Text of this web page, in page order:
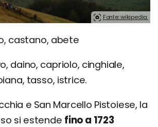
Fonte: wikipedia.
castano, abete
daino, capriolo, cinghiale,
tasso, istrice.
e San Marcello Pistoiese, la
si estende fino a 1723